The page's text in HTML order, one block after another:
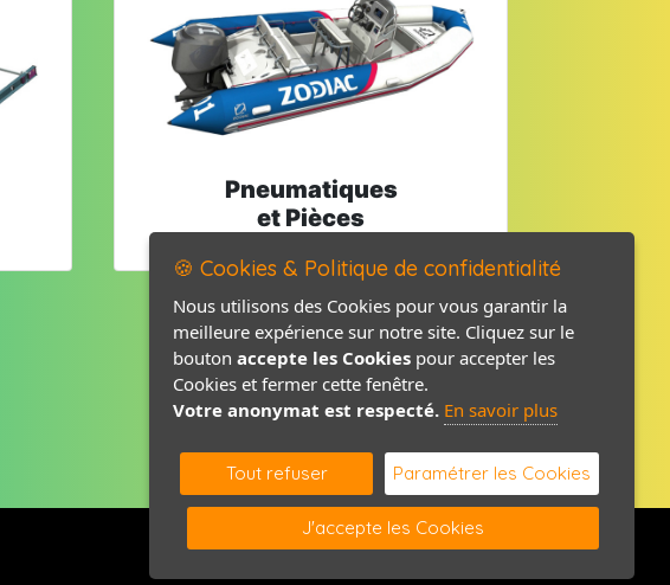
Pneumatiques
et Pièces
Mentions légales
Politique de confidentialité
Contact / Plan
🍪 Cookies & Politique de confidentialité
Nous utilisons des Cookies pour vous garantir la
meilleure expérience sur notre site. Cliquez sur le
bouton accepte les Cookies pour accepter les
Cookies et fermer cette fenêtre.
Votre anonymat est respecté. En savoir plus
Tout refuser Paramétrer les Cookies
J'accepte les Cookies